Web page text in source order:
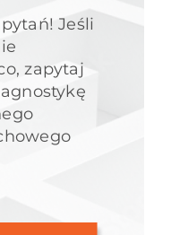
Jeśli
zapytaj